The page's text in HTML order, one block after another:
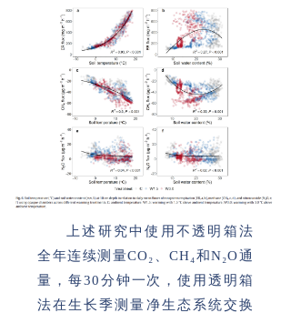
上述研究中使用不透明箱法
全年连续测量CO₂、CH₄和N₂O通
量，每30分钟一次，使用透明箱
法在生长季测量净生态系统交换